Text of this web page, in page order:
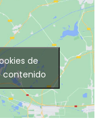
de
contenido